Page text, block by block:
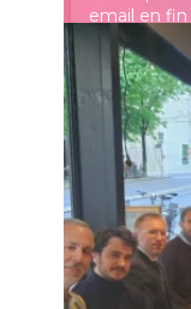
email en
synthèse
il y a 4 mois
Voir sur